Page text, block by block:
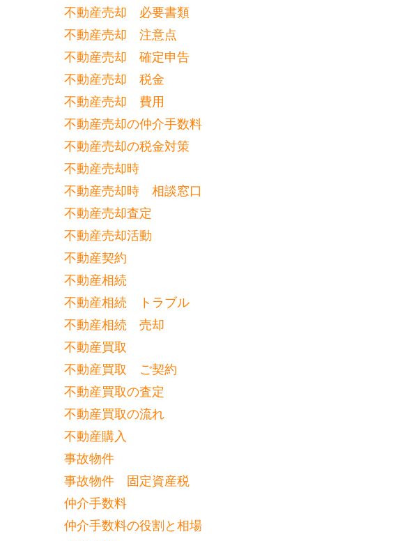
不動産売却 必要書類
不動産売却 注意点
不動産売却 確定申告
不動産売却 税金
不動産売却 費用
不動産売却の仲介手数料
不動産売却の税金対策
不動産売却時
不動産売却時 相談窓口
不動産売却査定
不動産売却活動
不動産契約
不動産相続
不動産相続 トラブル
不動産相続 売却
不動産買取
不動産買取 ご契約
不動産買取の査定
不動産買取の流れ
不動産購入
事故物件
事故物件 固定資産税
仲介手数料
仲介手数料の役割と相場